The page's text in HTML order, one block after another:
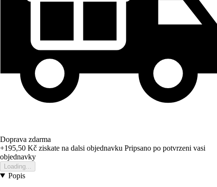
Doprava zdarma
+195,50 Kč ziskate na dalsi objednavku Pripsano po potvrzeni vasi
objednavky
Loading...
Popis